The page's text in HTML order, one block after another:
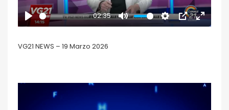
PLAY
02:35
MUTE
SETTINGS
PIP
ENTER
VG21 NEWS – 19 Marzo 2026